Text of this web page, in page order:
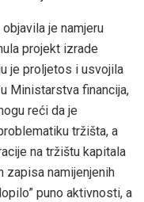
je namjeru
projekt izrade
je proljetos i usvojila
Ministarstva financija,
reći da je
tržišta, a
na tržištu kapitala
zapisa namijenjenih
puno aktivnosti, a